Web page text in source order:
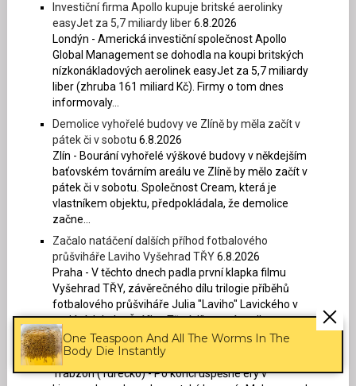
One Teaspoon And All The Worms In The
Body Die Instantly
Investiční firma Apollo kupuje britské aerolinky
easyJet za 5,7 miliardy liber6.8.2026
Londýn - Americká investiční společnost Apollo
Global Management se dohodla na koupi britských
nízkonákladových aerolinek easyJet za 5,7 miliardy
liber (zhruba 161 miliard Kč). Firmy o tom dnes
informovaly...
Demolice vyhořelé budovy ve Zlíně by měla začít v
pátek či v sobotu 6.8.2026
Zlín - Bourání vyhořelé výškové budovy v někdejším
baťovském továrním areálu ve Zlíně by mělo začít v
pátek či v sobotu. Společnost Cream, která je
vlastníkem objektu, předpokládala, že demolice
začne...
Začalo natáčení dalších příhod fotbalového
průšviháře Laviho Vyšehrad TŘY6.8.2026
Praha - V těchto dnech padla první klapka filmu
Vyšehrad TŘY, závěrečného dílu trilogie příběhů
fotbalového průšviháře Julia "Laviho" Lavického v
podání Jakuba Štáfka. Třetí díl se má podle...
Salah se po konci éry v Liverpoolu upsal
Trabzonsporu na dva roky
Trabzon (Turecko) - Po konci úspěšné éry v